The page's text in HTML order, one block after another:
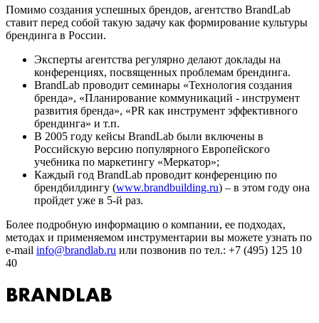
Помимо создания успешных брендов, агентство BrandLab
ставит перед собой такую задачу как формирование культуры
брендинга в России.
Эксперты агентства регулярно делают доклады на
конференциях, посвященных проблемам брендинга.
BrandLab проводит семинары «Технология создания
бренда», «Планирование коммуникаций - инструмент
развития бренда», «PR как инструмент эффективного
брендинга» и т.п.
В 2005 году кейсы BrandLab были включены в
Российскую версию популярного Европейского
учебника по маркетингу «Меркатор»;
Каждый год BrandLab проводит конференцию по
брендбилдингу (www.brandbuilding.ru) – в этом году она
пройдет уже в 5-й раз.
Более подробную информацию о компании, ее подходах,
методах и применяемом инструментарии вы можете узнать по
e-mail info@brandlab.ru или позвонив по тел.: +7 (495) 125 10
40